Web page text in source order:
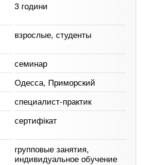
3 години
взрослые, студенты
семинар
Одесса, Приморский
специалист-практик
сертифікат
групповые занятия,
индивидуальное обучение